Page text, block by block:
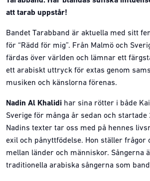
att tarab uppstår!
Bandet Tarabband är aktuella med sitt
för “Rädd för mig”. Från Malmö och
färdas över världen och lämnar ett
ett arabiskt uttryck för extas genom
musiken och känslorna förenas.
Nadin Al Khalidi har sina rötter i både
Sverige för många år sedan och
Nadins texter tar oss med på hennes
exil och pånyttfödelse. Hon ställer
mellan länder och människor. Sångerna
traditionella arabiska sångerna som